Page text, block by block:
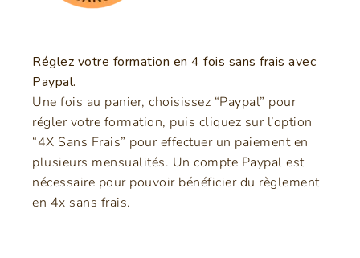
Réglez votre formation en 4 fois sans frais avec
Paypal.
Une fois au panier, choisissez “Paypal” pour
régler votre formation, puis cliquez sur l’option
“4X Sans Frais” pour effectuer un paiement en
plusieurs mensualités. Un compte Paypal est
nécessaire pour pouvoir bénéficier du règlement
en 4x sans frais.